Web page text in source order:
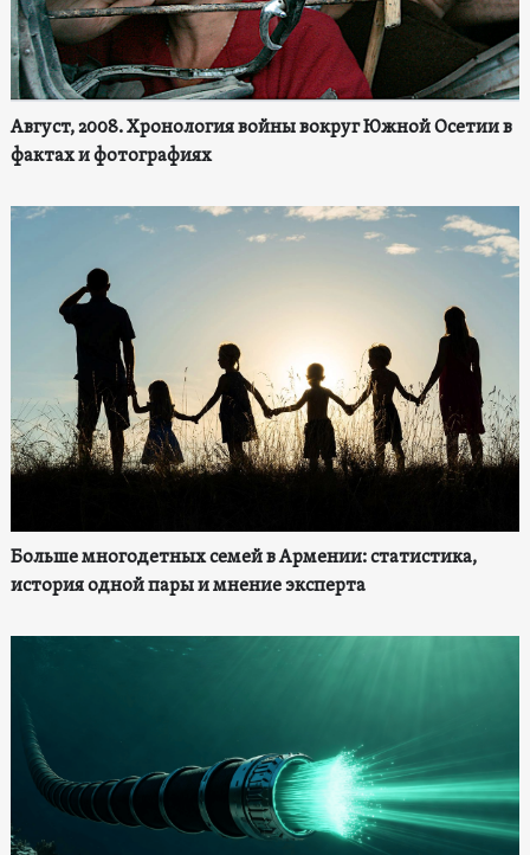
Август, 2008. Хронология войны вокруг Южной Осетии в
фактах и фотографиях
Больше многодетных семей в Армении: статистика,
история одной пары и мнение эксперта